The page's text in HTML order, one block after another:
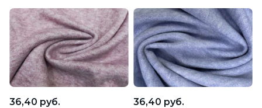
36,40 руб. 36,40 руб.